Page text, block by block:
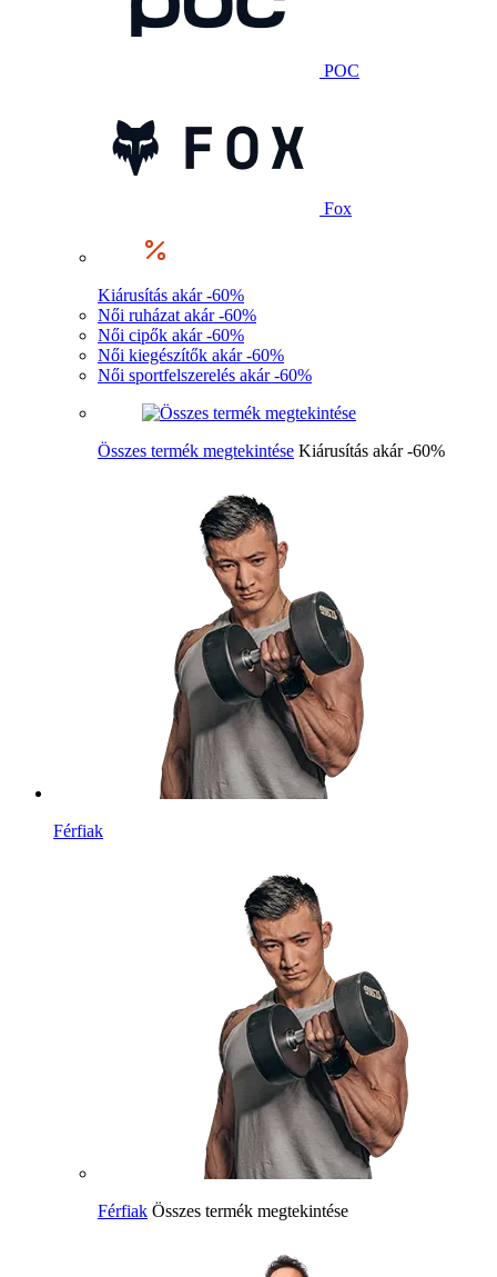
POC
Fox
Kiárusítás akár -60%
Női ruházat akár -60%
Női cipők akár -60%
Női kiegészítők akár -60%
Női sportfelszerelés akár -60%
Összes termék megtekintése Kiárusítás akár -60%
Férfiak
Férfiak Összes termék megtekintése